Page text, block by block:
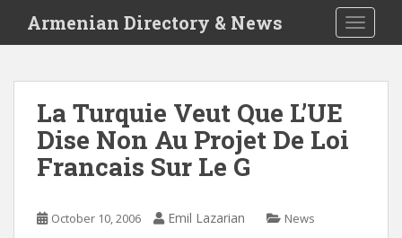
i
Armenian Directory & News
La Turquie Veut Que L’UE
Dise Non Au Projet De Loi
Francais Sur Le G
October 10, 2006 Emil Lazarian News